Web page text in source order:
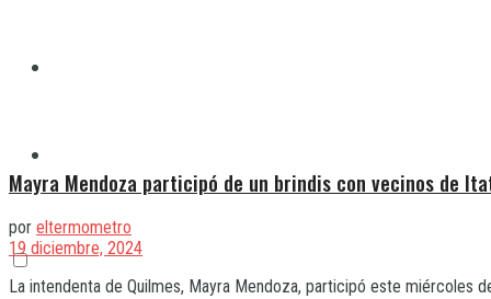
Mayra Mendoza participó de un brindis con vecinos de
por eltermometro
19 diciembre, 2024
La intendenta de Quilmes, Mayra Mendoza, participó este miércoles